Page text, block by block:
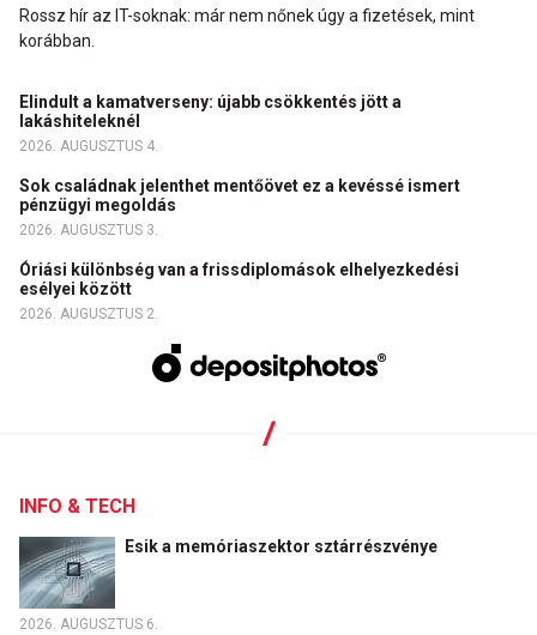
Rossz hír az IT-soknak: már nem nőnek úgy a fizetések, mint
korábban.
Elindult a kamatverseny: újabb csökkentés jött a
lakáshiteleknél
2026. AUGUSZTUS 4.
Sok családnak jelenthet mentőövet ez a kevéssé ismert
pénzügyi megoldás
2026. AUGUSZTUS 3.
Óriási különbség van a frissdiplomások elhelyezkedési
esélyei között
2026. AUGUSZTUS 2.
INFO & TECH
Esik a memóriaszektor sztárrészvénye
2026. AUGUSZTUS 6.